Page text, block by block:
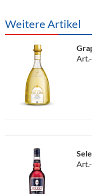
Weitere Artikel